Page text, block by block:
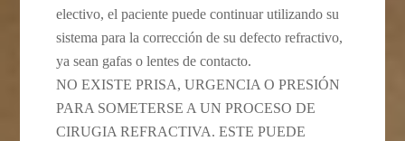
electivo, el paciente puede continuar utilizando su
sistema para la corrección de su defecto refractivo,
ya sean gafas o lentes de contacto.
NO EXISTE PRISA, URGENCIA O PRESIÓN
PARA SOMETERSE A UN PROCESO DE
CIRUGIA REFRACTIVA. ESTE PUEDE